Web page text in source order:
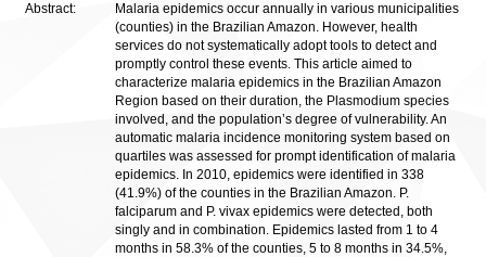
Abstract:
Malaria epidemics occur annually in various municipalities
(counties) in the Brazilian Amazon. However, health
services do not systematically adopt tools to detect and
promptly control these events. This article aimed to
characterize malaria epidemics in the Brazilian Amazon
Region based on their duration, the Plasmodium species
involved, and the population’s degree of vulnerability. An
automatic malaria incidence monitoring system based on
quartiles was assessed for prompt identification of malaria
epidemics. In 2010, epidemics were identified in 338
(41.9%) of the counties in the Brazilian Amazon. P.
falciparum and P. vivax epidemics were detected, both
singly and in combination. Epidemics lasted from 1 to 4
months in 58.3% of the counties, 5 to 8 months in 34.5%,